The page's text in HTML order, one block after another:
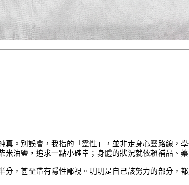
。別誤會，我指的「靈性」，並非走身心靈路線，
米油鹽，追求一點小確幸；身體的狀況就依賴補品、
，甚至帶有隱性鄙視。明明是自己該努力的部分，